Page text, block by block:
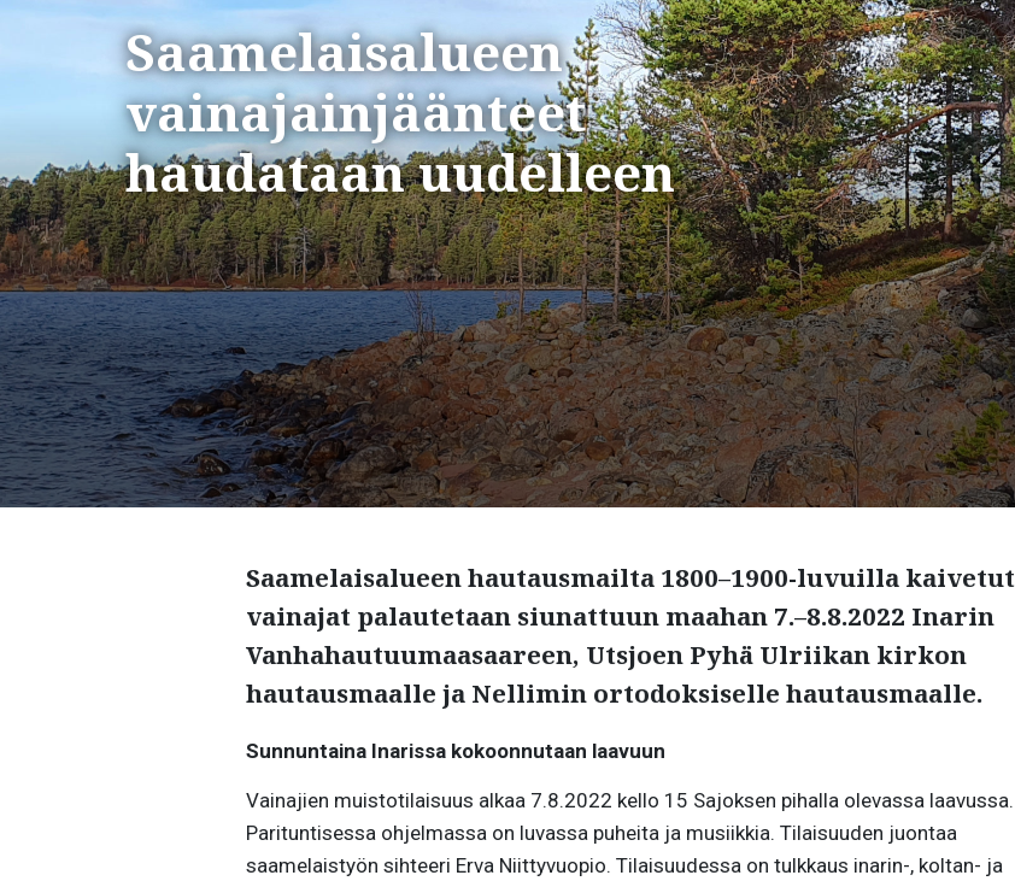
Saamelaisalueen
vainajainjäänteet
haudataan uudelleen
Saamelaisalueen hautausmailta 1800–1900-luvuilla kaivetut
vainajat palautetaan siunattuun maahan 7.–8.8.2022 Inarin
Vanhahautuumaasaareen, Utsjoen Pyhä Ulriikan kirkon
hautausmaalle ja Nelliminortodoksiselle hautausmaalle.
Sunnuntaina Inarissa kokoonnutaan laavuun
Vainajien muistotilaisuus alkaa 7.8.2022 kello 15 Sajoksen pihalla olevassa laavussa.
Parituntisessa ohjelmassa on luvassa puheita ja musiikkia. Tilaisuuden juontaa
saamelaistyön sihteeri Erva Niittyvuopio. Tilaisuudessa on tulkkaus inarin-, koltan- ja